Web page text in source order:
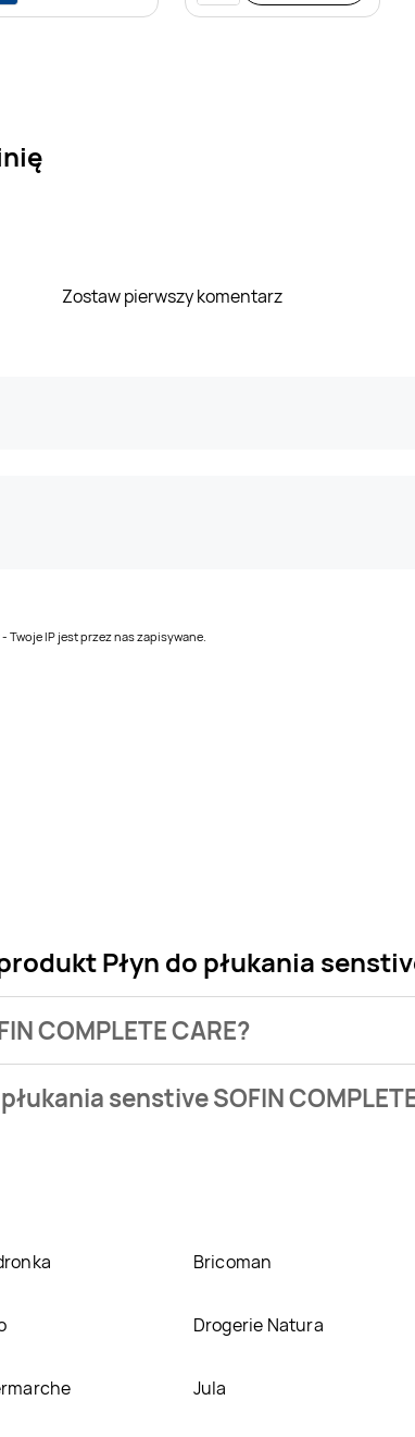
Zostaw pierwszy komentarz
Twoje IP jest przez nas zapisywane.
Płyn do płukania
COMPLETE CARE?
senstive SOFIN COMPLETE CARE kosztuje
senstive SOFIN
Bricoman
Drogerie Natura
Jula